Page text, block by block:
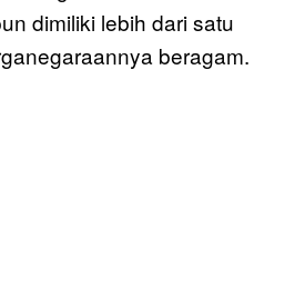
dimiliki lebih dari satu
beragam.